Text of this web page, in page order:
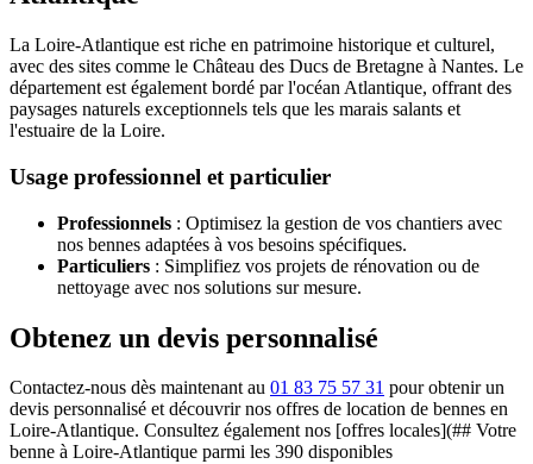
La Loire-Atlantique est riche en patrimoine historique et culturel,
avec des sites comme le Château des Ducs de Bretagne à Nantes. Le
département est également bordé par l'océan Atlantique, offrant des
paysages naturels exceptionnels tels que les marais salants et
l'estuaire de la Loire.
Usage professionnel et particulier
Professionnels : Optimisez la gestion de vos chantiers avec
nos bennes adaptées à vos besoins spécifiques.
Particuliers : Simplifiez vos projets de rénovation ou de
nettoyage avec nos solutions sur mesure.
Obtenez un devis personnalisé
Contactez-nous dès maintenant au 01 83 75 57 31 pour obtenir un
devis personnalisé et découvrir nos offres de location de bennes en
Loire-Atlantique. Consultez également nos [offres locales](## Votre
benne à Loire-Atlantique parmi les 390 disponibles